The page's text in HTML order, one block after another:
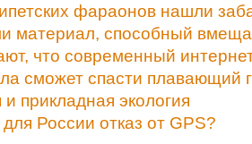
фараонов нашли
материал, способный
что современный
сможет спасти плавающий
прикладная экология
России отказ от GPS?